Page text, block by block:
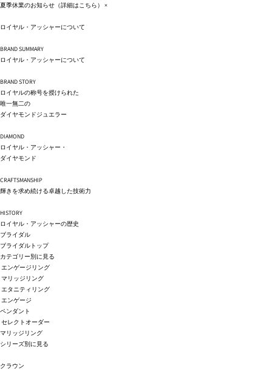
コンテ
進む
夏季休業のお知らせ（詳細はこちら） ×
ロイヤル・アッシャーについて
BRAND SUMMARY
ロイヤル・アッシャーについて
BRAND STORY
ロイヤルの称号を授けられた
唯一無二の
ダイヤモンドジュエラー
DIAMOND
ロイヤル・アッシャー・
ダイヤモンド
CRAFTSMANSHIP
輝きを求め続ける卓越した技術力
HISTORY
ロイヤル・アッシャーの歴史
ブライダル
ブライダルトップ
カテゴリー別に見る
エンゲージリング
マリッジリング
エタニティリング
エンゲージ
ペンダント
セレクトオーダー
マリッジリング
シリーズ別に見る
クラウン